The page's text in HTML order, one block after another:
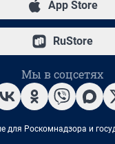
App Store
RuStore
Мы в соцсетях
для Роскомнадзора и